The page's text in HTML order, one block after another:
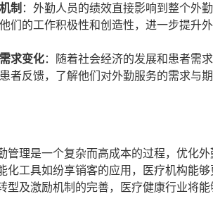
制 ：外勤人员的绩效直接影响到整个外
们的工作积极性和创造性，进一步提升外
求变化：随着社会经济的发展和患者需
者反馈，了解他们对外勤服务的需求与
管理是一个复杂而高成本的过程，优化
化工具如纷享销客的应用，医疗机构能
型及激励机制的完善，医疗健康行业将